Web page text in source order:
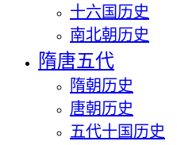
十六国历史
南北朝历史
隋唐五代
隋朝历史
唐朝历史
五代十国历史